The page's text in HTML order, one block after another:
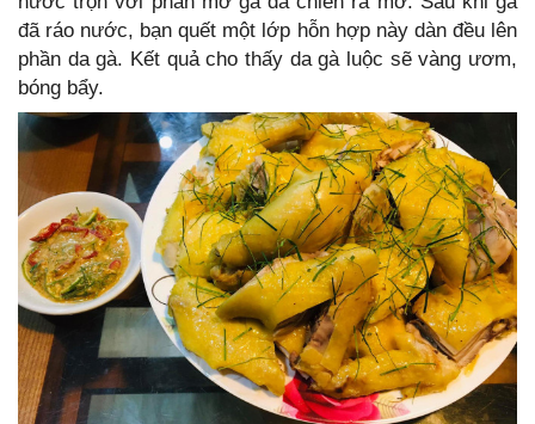
đã ráo nước, bạn quết một lớp hỗn hợp này dàn đều lên
phần da gà. Kết quả cho thấy da gà luộc sẽ vàng ươm,
bóng bẩy.